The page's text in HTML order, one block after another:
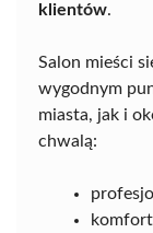
klientów.
Salon mieści
wygodnym
miasta, jak i
chwalą: